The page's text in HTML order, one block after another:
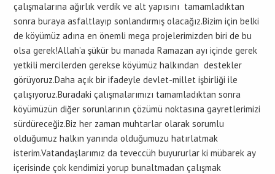
çalışmalarına ağırlık verdik ve alt yapısını tamamladıktan
sonra buraya asfaltlayıp sonlandırmış olacağız.Bizim için belki
de köyümüz adına en önemli mega projelerimizden biri de bu
olsa gerek!Allah’a şükür bu manada Ramazan ayı içinde gerek
yetkili mercilerden gerekse köyümüz halkından destekler
görüyoruz.Daha açık bir ifadeyle devlet-millet işbirliği ile
çalışıyoruz.Buradaki çalışmalarımızı tamamladıktan sonra
köyümüzün diğer sorunlarının çözümü noktasına gayretlerimizi
sürdüreceğiz.Biz her zaman muhtarlar olarak sorumlu
olduğumuz halkın yanında olduğumuzu hatırlatmak
isterim.Vatandaşlarımız da teveccüh buyururlar ki mübarek ay
içerisinde çok kendimizi yorup bunaltmadan çalışmak